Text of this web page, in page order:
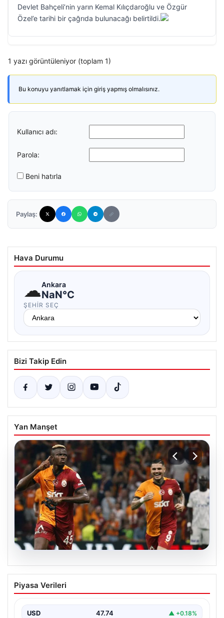
Devlet Bahçeli’nin yarın Kemal Kılıçdaroğlu ve Özgür
Özel’e tarihi bir çağrıda bulunacağı belirtildi.
1 yazı görüntüleniyor (toplam 1)
Bu konuyu yanıtlamak için giriş yapmış olmalısınız.
Kullanıcı adı:
Parola:
Beni hatırla
Paylaş:
Hava Durumu
☁Ankara
NaN°C
ŞEHIR SEÇ
Bizi Takip Edin
Yan Manşet
06.08.2026
Osimhen’den Icardi tepkisi! Yönetimin o
teklifini reddetti
Piyasa Verileri
USD 47.74 ▲ +0.18%